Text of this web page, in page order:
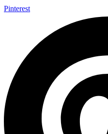
Pinterest